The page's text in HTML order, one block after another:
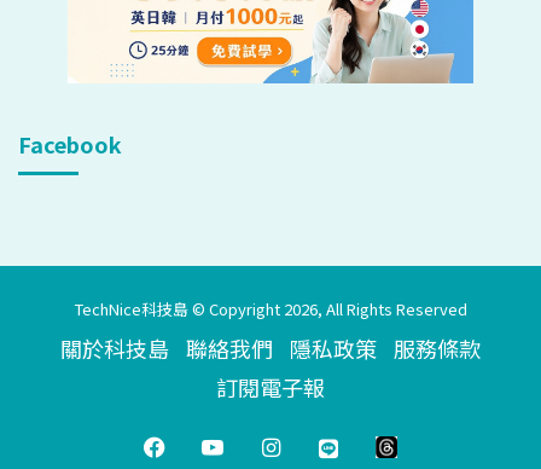
Facebook
TechNice科技島 © Copyright 2026, All Rights Reserved
關於科技島 聯絡我們 隱私政策 服務條款
訂閱電子報